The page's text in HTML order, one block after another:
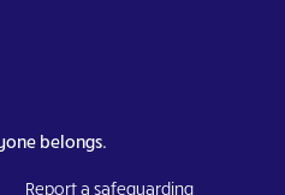
belongs.
Report a safeguarding